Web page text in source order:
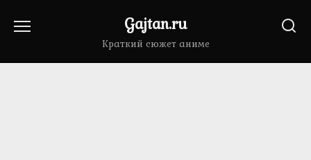
Gajtan.ru
Краткий сюжет аниме